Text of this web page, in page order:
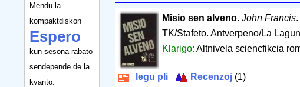
Mendu la
kompaktdiskon
Espero
kun sesona rabato
sendepende de la
kvanto.
Misio sen alveno. John Francis.
TK/Stafeto. Antverpeno/La
Klarigo: Altnivela sciencfikcia
legu pli Recenzoj (1)